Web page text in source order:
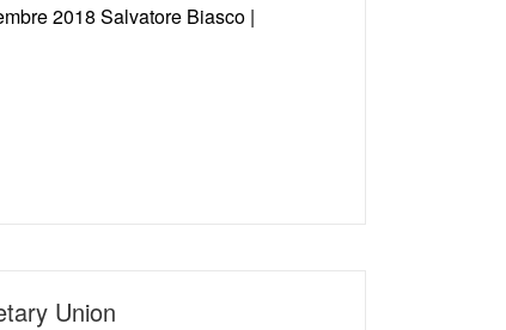
2018 Salvatore Biasco |
Union